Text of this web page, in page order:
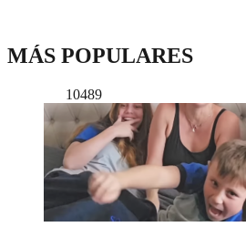
MÁS POPULARES
10489